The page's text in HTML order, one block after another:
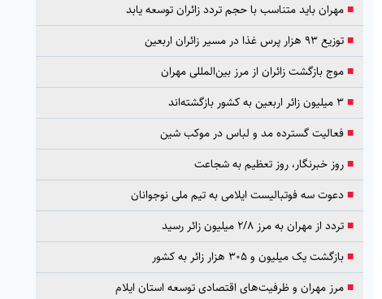
■مهران باید متناسب با حجم تردد زائران توسعه یابد
■توزیع ۹۳ هزار پرس غذا در مسیر زائران اربعین
■موج بازگشت زائران از مرز بین‌المللی مهران
■۳ میلیون زائر اربعین به کشور بازگشته‌اند
■فعالیت گسترده مد و لباس در موکب شین
■روز خبرنگار، روز تعظیم به شجاعت
■دعوت سه فوتبالیست ایلامی به تیم ملی نوجوانان
■تردد از مهران به مرز ۲/۸ میلیون زائر رسید
■بازگشت یک میلیون و ۳۰۵ هزار زائر به کشور
■مرز مهران و ظرفیت‌های اقتصادی توسعه استان ایلام